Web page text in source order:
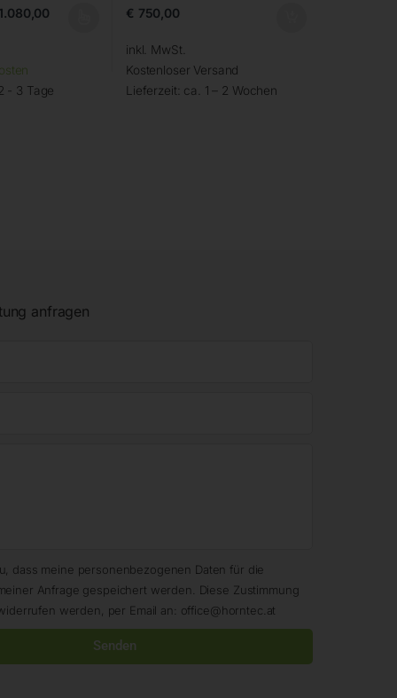
- 3 Tage
€ 750,00
inkl. MwSt.
Kostenloser Versand
Lieferzeit: ca. 1 – 2 Wochen
anfragen
dass meine personenbezogenen Daten für die
Anfrage gespeichert werden. Diese Zustimmung
werden, per Email an: office@horntec.at
Senden